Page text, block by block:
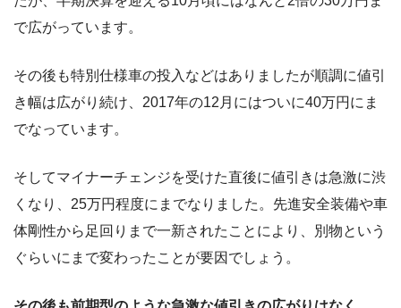
で広がっています。
その後も特別仕様車の投入などはありましたが順調に値引
き幅は広がり続け、2017年の12月にはついに40万円にま
でなっています。
そしてマイナーチェンジを受けた直後に値引きは急激に渋
くなり、25万円程度にまでなりました。先進安全装備や車
体剛性から足回りまで一新されたことにより、別物という
ぐらいにまで変わったことが要因でしょう。